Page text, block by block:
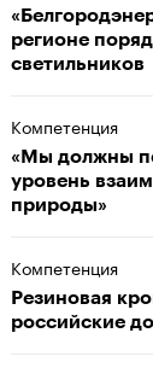
регионе
светильников
Компетенция
«Мы должны
уровень
природы»
Компетенция
Резиновая
российские